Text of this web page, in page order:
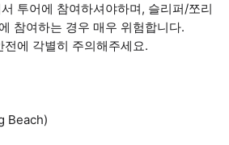
투어에 참여하셔야하며, 슬리퍼/쪼리
참여하는 경우 매우 위험합니다.
에 각별히 주의해주세요.
Beach)